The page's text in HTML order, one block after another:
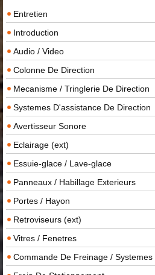
Entretien
Introduction
Audio / Video
Colonne De Direction
Mecanisme / Tringlerie De Direction
Systemes D'assistance De Direction
Avertisseur Sonore
Eclairage (ext)
Essuie-glace / Lave-glace
Panneaux / Habillage Exterieurs
Portes / Hayon
Retroviseurs (ext)
Vitres / Fenetres
Commande De Freinage /